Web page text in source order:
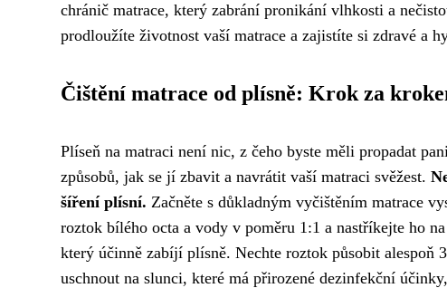
chránič matrace, který zabrání pronikání vlhkosti a
prodloužíte životnost vaší matrace a zajistíte si zdravé a
Čištění matrace od plísně: Krok za
Plíseň na matraci není nic, z čeho byste měli propadat
způsobů, jak se jí zbavit a navrátit vaší matraci svěžest.
šíření plísní. Začněte s důkladným vyčištěním matrace
roztok bílého octa a vody v poměru 1:1 a nastříkejte ho
který účinně zabíjí plísně. Nechte roztok působit alespoň
uschnout na slunci, které má přirozené dezinfekční